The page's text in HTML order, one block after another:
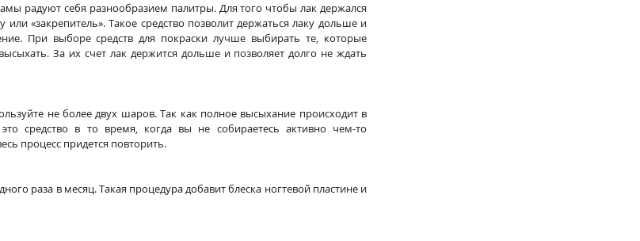
радуют себя разнообразием палитры. Для того чтобы лак держался
«закрепитель». Такое средство позволит держаться лаку дольше и
При выборе средств для покраски лучше выбирать те, которые
За их счет лак держится дольше и позволяет долго не ждать
не более двух шаров. Так как полное высыхание происходит в
средство в то время, когда вы не собираетесь активно чем-то
процесс придется повторить.
раза в месяц. Такая процедура добавит блеска ногтевой пластине и